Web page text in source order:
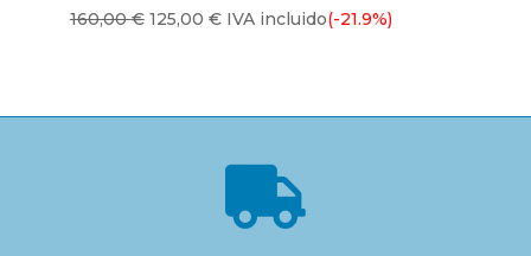
160,00€ El
125,00 €ElIVA incluido(-21.9%)
